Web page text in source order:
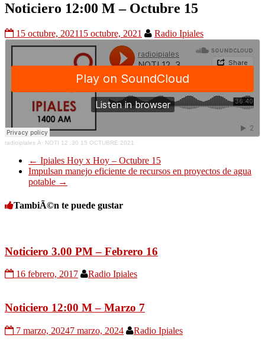
Noticiero 12:00 M – Octubre 15
15 octubre, 202115 octubre, 2021 Radio Ipiales
radioipiales Â· NOTI 12 .30 15 OCTUBRE 2021
← Ipiales Hoy x Hoy – Octubre 15
Impulsan manejo eficiente de recursos en proyectos de agua
potable →
TambiÃ©n te puede gustar
Noticiero 3.00 PM – Febrero 16
16 febrero, 2017 Radio Ipiales
Noticiero 12:00 M – Marzo 7
7 marzo, 20247 marzo, 2024 Radio Ipiales